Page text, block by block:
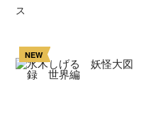
ス
NEW